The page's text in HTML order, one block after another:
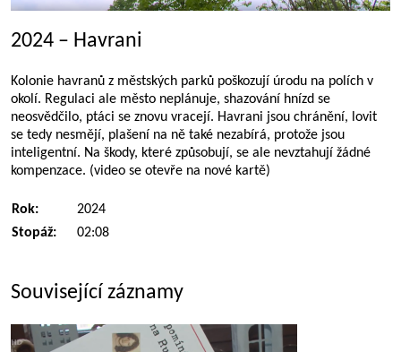
2024 – Havrani
Kolonie havranů z městských parků poškozují úrodu na polích v
okolí. Regulaci ale město neplánuje, shazování hnízd se
neosvědčilo, ptáci se znovu vracejí. Havrani jsou chránění, lovit
se tedy nesmějí, plašení na ně také nezabírá, protože jsou
inteligentní. Na škody, které způsobují, se ale nevztahují žádné
kompenzace. (video se otevře na nové kartě)
Rok:
2024
Stopáž:
02:08
Související záznamy